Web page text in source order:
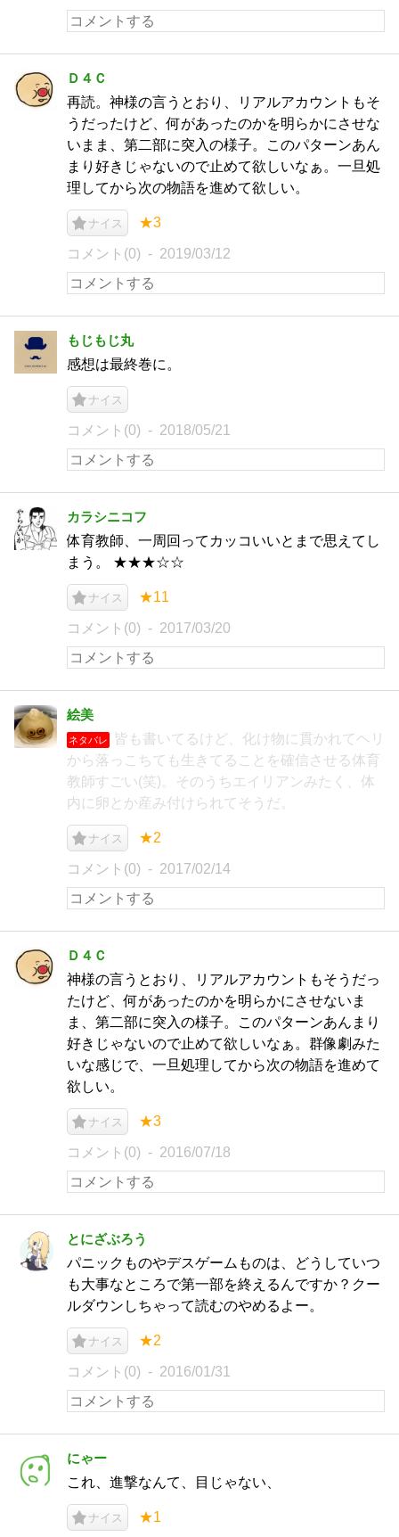
Ｄ４Ｃ
再読。神様の言うとおり、リアルアカウントもそ
うだったけど、何があったのかを明らかにさせな
いまま、第二部に突入の様子。このパターンあん
まり好きじゃないので止めて欲しいなぁ。一旦処
理してから次の物語を進めて欲しい。
ナイス ★3
コメント(0) 2019/03/12
もじもじ丸
感想は最終巻に。
ナイス
コメント(0) 2018/05/21
カラシニコフ
体育教師、一周回ってカッコいいとまで思えてし
まう。 ★★★☆☆
ナイス ★11
コメント(0) 2017/03/20
絵美
ネタバレ
皆も書いてるけど、化け物に貫かれてヘリ
から落っこちても生きてることを確信させる体育
教師すごい(笑)。そのうちエイリアンみたく、体
内に卵とか産み付けられてそうだ。
ナイス ★2
コメント(0) 2017/02/14
Ｄ４Ｃ
神様の言うとおり、リアルアカウントもそうだっ
たけど、何があったのかを明らかにさせないま
ま、第二部に突入の様子。このパターンあんまり
好きじゃないので止めて欲しいなぁ。群像劇みた
いな感じで、一旦処理してから次の物語を進めて
欲しい。
ナイス ★3
コメント(0) 2016/07/18
とにざぶろう
パニックものやデスゲームものは、どうしていつ
も大事なところで第一部を終えるんですか？クー
ルダウンしちゃって読むのやめるよー。
ナイス ★2
コメント(0) 2016/01/31
にゃー
これ、進撃なんて、目じゃない、
ナイス ★1